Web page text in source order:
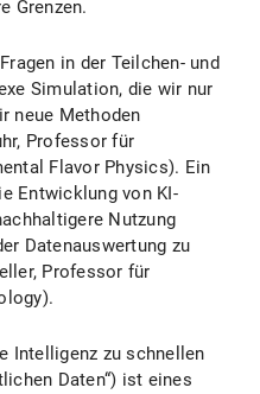
Grenzen.
in der Teilchen- und
Simulation, die wir nur
neue Methoden
Professor für
Flavor Physics). Ein
Entwicklung von KI-
Nutzung
Datenauswertung zu
Professor für
Intelligenz zu schnellen
Daten“) ist eines